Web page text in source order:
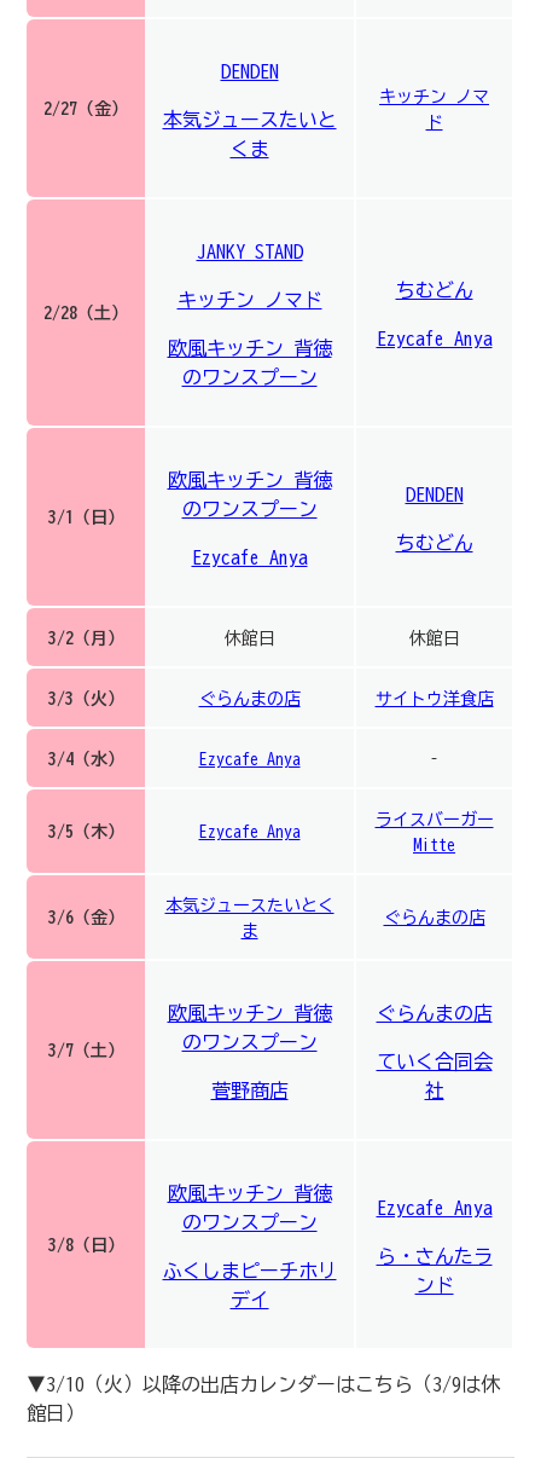
2/27（金）
DENDEN
本気ジュースたいと
くま
キッチン ノマ
ド
2/28（土）
JANKY STAND
キッチン ノマド
欧風キッチン 背徳
のワンスプーン
ちむどん
Ezycafe Anya
3/1（日）
欧風キッチン 背徳
のワンスプーン
Ezycafe Anya
DENDEN
ちむどん
3/2（月） 休館日 休館日
3/3（火） ぐらんまの店 サイトウ洋食店
3/4（水） Ezycafe Anya –
3/5（木） Ezycafe Anya
ライスバーガー
Mitte
3/6（金）
本気ジュースたいとく
ま
ぐらんまの店
3/7（土）
欧風キッチン 背徳
のワンスプーン
菅野商店
ぐらんまの店
ていく合同会
社
3/8（日）
欧風キッチン 背徳
のワンスプーン
ふくしまピーチホリ
デイ
Ezycafe Anya
ら・さんたラ
ンド
▼3/10（火）以降の出店カレンダーはこちら（3/9は休
館日）